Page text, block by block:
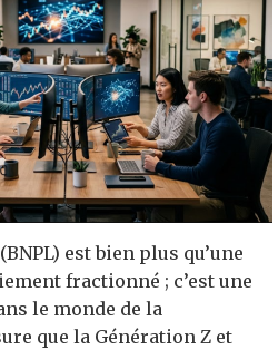
est bien plus qu’une
fractionné ; c’est une
le monde de la
que la Génération Z et